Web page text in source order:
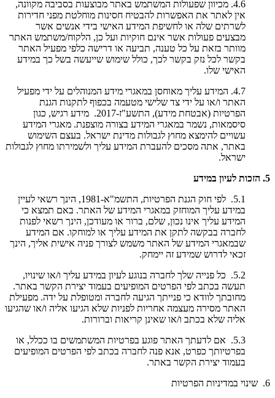
4.6. מכיוון שפעולות המשתמש באתר מבוצעות בסביבה מקוונה,
אין לאתר את האפשרות להבטיח חסינות מוחלטת מפני חדירות
לשרתים שלה או לחשיפת המידע האישי בידי אנשים אשר
מבצעים פעולות אשר אינם חוקיות ועל כן, הלקוח/משתמש האתר
מוותר בזאת על כל טענה, תביעה או דרישה כלפי מפעיל האתר
בקשר לכל נזק בקשר לכך, כולל שימוש שייעשה בשל כך במידע
האישי שלו.
4.7. המידע עליך מאוחסן במאגרי מידע המנוהלים על ידי מפעיל
האתר ו/או על ידי צד שלישי מטעמה בכפוף לתקנות הגנת
הפרטיות (אבטחת מידע), התשע"ז-2017. מידע רגיש, כגון
סיסמאות, נשמר במאגרי המידע בצורה מוצפנת. מאגרי המידע
עשויים להימצא מחוץ לגבולות מדינת ישראל. בעצם השימוש
באתר, אתה מסכים להעברת המידע עליך ולשמירתו מחוץ לגבולות
ישראל.
5. הזכות לעיון במידע
5.1. לפי חוק הגנת הפרטיות, התשמ"א-1981, הינך רשאי לעיין
במידע עליך המוחזק במאגרי המידע של האתר. באם תמצא כי
המידע עליך אינו נכון, שלם, ברור או מעודכן, הינך רשאי לפנות
לחברה בבקשה לתקן את המידע עליך או למוחקו. אם המידע
שבמאגרי המידע של האתר משמש לצורך פניה אישית אליך, הינך
זכאי לדרוש שמידע זה יימחק.
5.2. כל פנייה שלך לחברה בנוגע לעיון במידע עליך ו/או שינויו,
תעשה בכתב לפי הפרטים המופיעים בעמוד יצירת הקשר באתר.
מחובתך לוודא כי פנייתך הגיעה לחברה ומטופלת על ידה. מפעילת
האתר מסירה מעצמה אחריות לפניות שלא הגיעו אליה ו/או שהגיעו
אליה שלא בכתב ו/או שאינן קריאות וברורות.
5.3. אם לדעתך האתר פוגע בפרטיות המשתמשים בו ככלל, או
בפרטיותך כפרט, אנא פנה לחברה בכתב לפי הפרטים המופיעים
בעמוד יצירת הקשר באתר.
6. שינוי במדיניות הפרטיות